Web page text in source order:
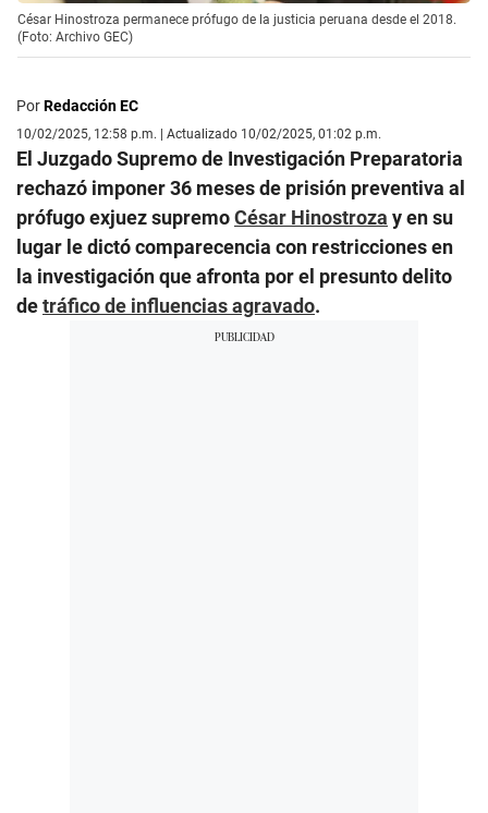
César Hinostroza permanece prófugo de la justicia peruana desde el 2018.
(Foto: Archivo GEC)
PorRedacción EC
10/02/2025, 12:58 p.m. | Actualizado 10/02/2025, 01:02 p.m.
El Juzgado Supremo de Investigación Preparatoria
rechazó imponer 36 meses de prisión preventiva al
prófugo exjuez supremoCésar Hinostroza y en su
lugar le dictó comparecencia con restricciones en
la investigación que afronta por el presunto delito
detráfico de influencias agravado.